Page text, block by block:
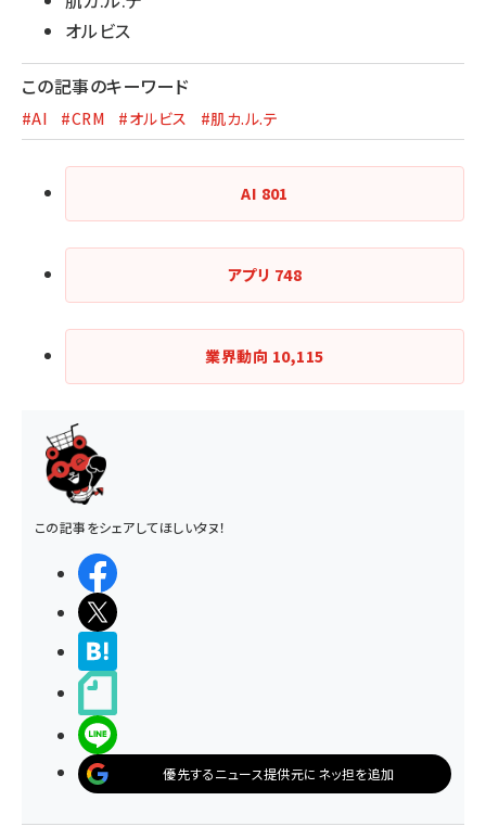
オルビス
この記事のキーワード
#AI #CRM #オルビス #肌カ.ル.テ
AI 801
アプリ 748
業界動向 10,115
この記事をシェアしてほしいタヌ！
優先するニュース提供元にネッ担を追加